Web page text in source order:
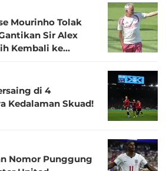
Mourinho Tolak
Sir Alex
Kembali ke
di 4
Kedalaman Skuad!
Nomor Punggung